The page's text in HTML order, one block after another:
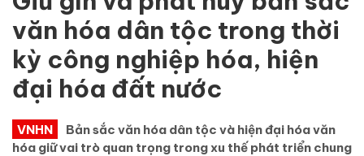
văn hóa dân tộc trong thời
kỳ công nghiệp hóa, hiện
đại hóa đất nước
VNHN
Bản sắc văn hóa dân tộc và hiện đại hóa văn
hóa giữ vai trò quan trọng trong xu thế phát triển chung